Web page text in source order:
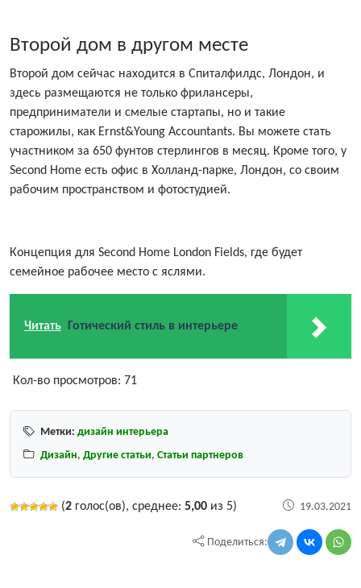
Второй дом в другом месте
Второй дом сейчас находится в Спиталфилдс, Лондон, и
здесь размещаются не только фрилансеры,
предприниматели и смелые стартапы, но и такие
старожилы, как Ernst&Young Accountants. Вы можете стать
участником за 650 фунтов стерлингов в месяц. Кроме того, у
Second Home есть офис в Холланд-парке, Лондон, со своим
рабочим пространством и фотостудией.
Концепция для Second Home London Fields, где будет
семейное рабочее место с яслями.
Читать Готический стиль в интерьере
Кол-во просмотров: 71
Метки: дизайн интерьера
Дизайн, Другие статьи, Статьи партнеров
(2 голос(ов), среднее: 5,00 из 5) 19.03.2021
Поделиться: